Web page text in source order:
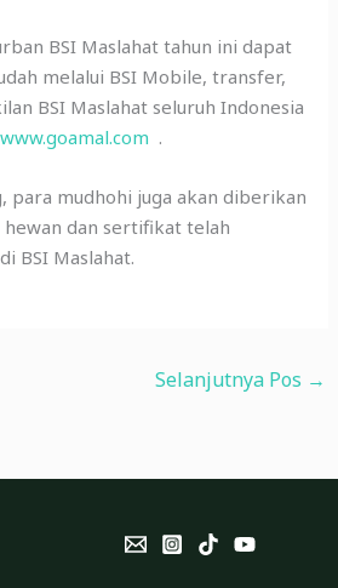
BSI Maslahat tahun ini dapat
melalui BSI Mobile, transfer,
BSI Maslahat seluruh Indonesia
www.goamal.com .
para mudhohi juga akan diberikan
dan sertifikat telah
BSI Maslahat.
Selanjutnya Pos →